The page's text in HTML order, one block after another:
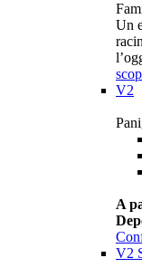
Un
V2
A
V2